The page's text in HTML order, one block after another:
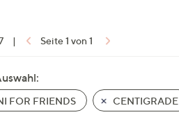
| Seite 1 von 1
FOR FRIENDS CENTIGRADE